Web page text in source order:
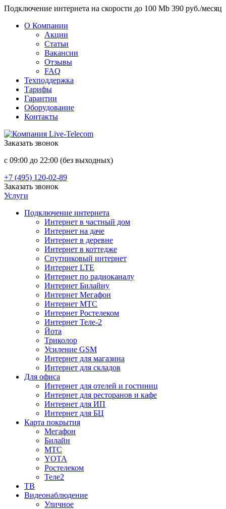
Подключение интернета на скорости до 100 Mb 390 руб./месяц
О Компании
Акции
Статьи
Вакансии
Отзывы
FAQ
Техподдержка
Тарифы
Гарантии
Оборудование
Контакты
Заказать звонок
с 09:00 до 22:00 (без выходных)
+7 (495) 120-02-89
Заказать звонок
Услуги
Подключение интернета
Интернет в частный дом
Интернет на даче
Интернет в деревне
Интернет в коттедже
Спутниковый интернет
Интернет LTE
Интернет по радиоканалу
Интернет Билайну
Интернет Мегафон
Интернет МТС
Интернет Ростелеком
Интернет Теле-2
Йота
Триколор
Усиление GSM
Интернет для магазина
Интернет для складов
Для офиса
Интернет для отелей и гостиниц
Интернет для ресторанов и кафе
Интернет для ИП
Интернет для БЦ
Карта покрытия
Мегафон
Билайн
МТС
YOTA
Ростелеком
Теле2
ТВ
Видеонаблюдение
Уличное